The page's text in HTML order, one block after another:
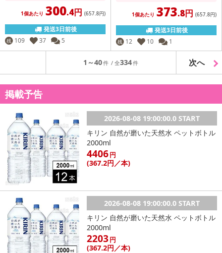
1個あたり 300.4円 (657.8円)
発送3日前後
残 109 37 5
1個あたり 373.8円 (657.8円)
発送3日前後
残 12 10 1
1～40 334 次へ
掲載予告
2026-08-08 19:00:00.0 START
キリン 自然が磨いた天然水 ペットボトル
2000ml
4406円
(367.2円／本)
2026-08-08 19:00:00.0 START
キリン 自然が磨いた天然水 ペットボトル
2000ml
2203円
(367.2円／本)